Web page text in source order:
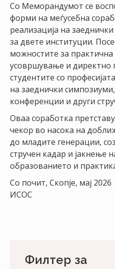
Филтер за
Со Меморандумот се
форми на меѓусебна
реализација на
за двете институции.
можностите за
усовршување и директно
студентите со
на заеднички
конференции и други
Оваа соработка
чекор во насока на
до младите генерации,
стручен кадар и јакнење
образованието и
Со почит, Скопје, мај 2026
ИСОС